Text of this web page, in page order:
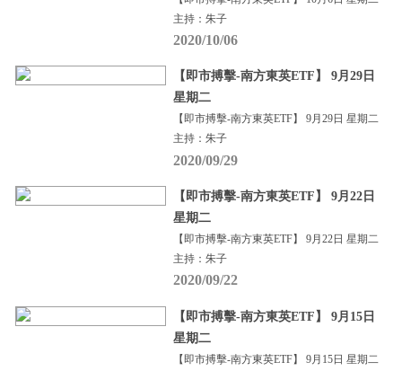
主持：朱子
2020/10/06
【即市搏擊-南方東英ETF】 9月29日
星期二
【即市搏擊-南方東英ETF】 9月29日 星期二
主持：朱子
2020/09/29
【即市搏擊-南方東英ETF】 9月22日
星期二
【即市搏擊-南方東英ETF】 9月22日 星期二
主持：朱子
2020/09/22
【即市搏擊-南方東英ETF】 9月15日
星期二
【即市搏擊-南方東英ETF】 9月15日 星期二